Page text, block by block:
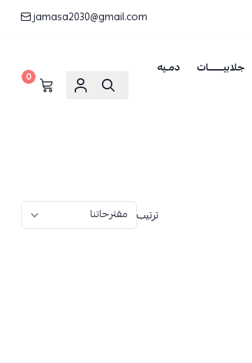
jamasa2030@gmail.com
جلابيـــــــات
دمـيه
0
ترتيب